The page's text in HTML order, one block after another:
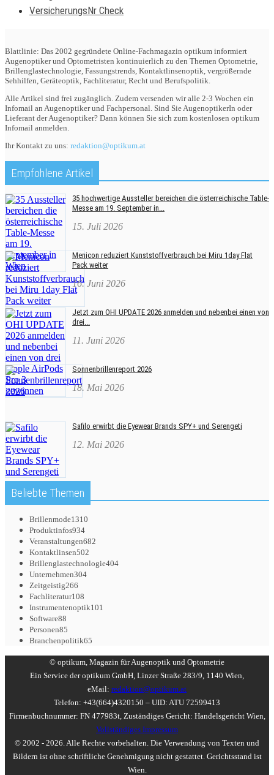
VersicherungsNr Check
Blattlinie: Das 2002 gegründete Online-Fachmagazin optikum informiert
Augenoptiker und Optometristen kontinuierlich zu den Themen Optometrie,
Brillenglastechnologie, Fassungstrends, Kontaktlinsenoptik, vergrößernde
Sehhilfen, Geräteoptik, Fachliteratur, Recht und Berufspolitik.
Alle Artikel sind frei zugänglich. Zudem versenden wir alle 2-3 Wochen ein
Infomail an Augenoptiker und Fachpersonal. Sind Sie AugenoptikerIn oder
Lieferant der Augenoptiker? Dann können Sie sich zum kostenlosen optikum
Infomail anmelden.
Ihr Kontakt zu uns: redaktion@optikum.at
Empfohlene Artikel
35 hochwertige Aussteller bereichen die österreichische Table-
Messe am 19. September in...
15. Juli 2026
Menicon reduziert Kunststoffverbrauch bei Miru 1day Flat
Pack weiter
16. Juni 2026
Jetzt zum OHI UPDATE 2026 anmelden und nebenbei einen von
drei...
11. Juni 2026
Sonnenbrillenreport 2026
18. Mai 2026
Safilo erwirbt die Eyewear Brands SPY+ und Serengeti
12. Mai 2026
Beliebte Themen
Brillenmode1310
Produktinfos934
Veranstaltungen682
Kontaktlinsen502
Brillenglastechnologie404
Unternehmen304
Zeitgeistig266
Fachliteratur108
Instrumentenoptik101
Software88
Personen85
Branchenpolitik65
© optikum, Magazin für Augenoptik und Optometrie
Ein Service der optikum GmbH, Linzer Straße 283/9, 1140 Wien,
eMail: redaktion@optikum.at
Telefon: +43(664)4320150 – UID: ATU 72599413
Firmenbuchnummer: FN 477983t, Zuständiges Gericht: Handelsgericht Wien,
Vollständiges Impressum
© 2002 - 2026. Alle Rechte vorbehalten. Die Verwendung von Texten und
Bildern ist ohne schriftliche Genehmigung nicht gestattet. Gerichtsstand ist
Wien.